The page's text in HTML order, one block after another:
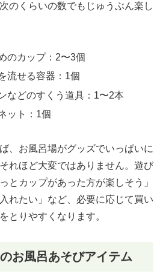
のくらいの数でもじゅうぶん楽し
のカップ：2〜3個
流せる容器：1個
などのすくう道具：1〜2本
ット：1個
、お風呂場がグッズでいっぱいに
れほど大変ではありません。遊び
とカップがあった方が楽しそう」
れたい」など、必要に応じて買い
とりやすくなります。
お風呂あそびアイテム